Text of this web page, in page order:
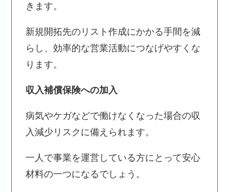
きます。
新規開拓先のリスト作成にかかる手間を減
らし、効率的な営業活動につなげやすくな
ります。
収入補償保険への加入
病気やケガなどで働けなくなった場合の収
入減少リスクに備えられます。
一人で事業を運営している方にとって安心
材料の一つになるでしょう。